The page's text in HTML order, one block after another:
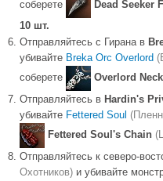
соберете
Dead Seeker
10 шт.
Отправляйтесь с Гирана в
убивайте Breka Orc Overlord
соберете
Overlord
Отправляйтесь в Hardin's
убивайте Fettered Soul
Fettered Soul's Chain
Отправляйтесь к северо-
Охотников) и убивайте